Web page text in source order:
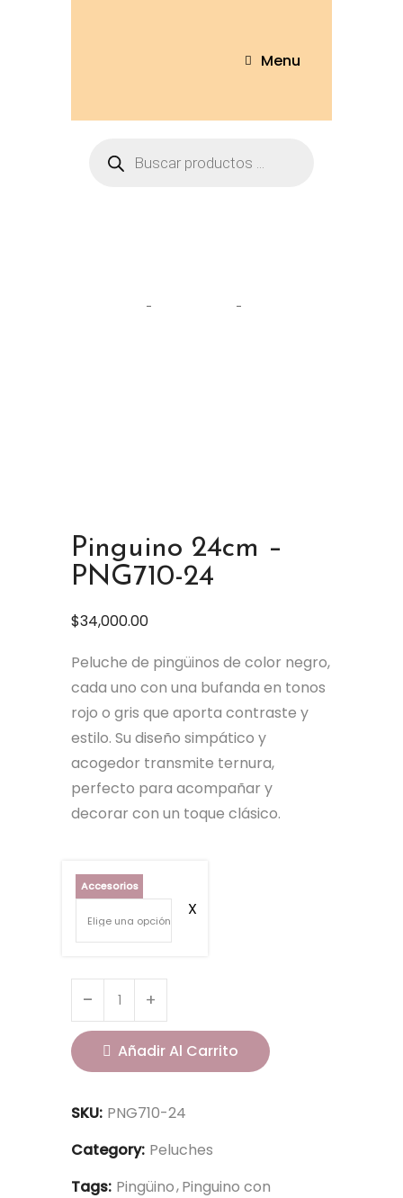
Menu
Pinguino 24cm –
PNG710-24
$34,000.00
Peluche de pingüinos de color negro,
cada uno con una bufanda en tonos
rojo o gris que aporta contraste y
estilo. Su diseño simpático y
acogedor transmite ternura,
perfecto para acompañar y
decorar con un toque clásico.
Accesorios
Añadir Al Carrito
SKU: PNG710-24
Category: Peluches
Tags: Pingüino Pinguino con